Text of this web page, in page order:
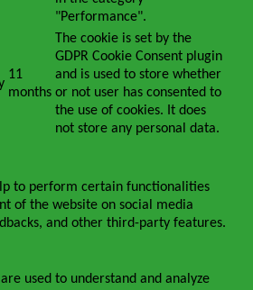
"Performance".
11
months
The cookie is set by the
GDPR Cookie Consent plugin
and is used to store whether
or not user has consented to
the use of cookies. It does
not store any personal data.
to perform certain functionalities
of the website on social media
and other third-party features.
used to understand and analyze